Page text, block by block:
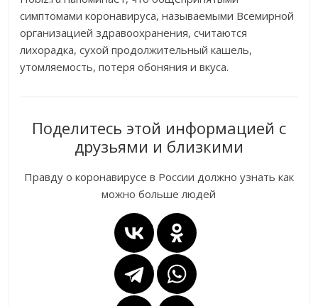
симптомами коронавируса, называемыми Всемирной
организацией здравоохранения, считаются
лихорадка, сухой продолжительный кашель,
утомляемость, потеря обоняния и вкуса.
Поделитесь этой информацией с
друзьями и близкими
Правду о коронавирусе в России должно узнать как
можно больше людей